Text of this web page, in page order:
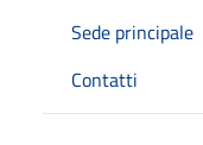
Sede principale
Contatti